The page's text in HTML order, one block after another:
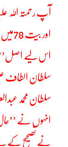
آپ رحمتہ اللہ
اور
اس لیے اصل’’
سلطان الطاف
سلطان محمد
انہوں نے ’’حال
نے تصحیح کے